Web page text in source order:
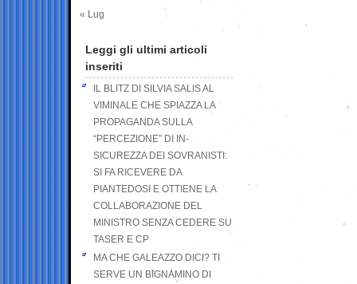
« Lug
Leggi gli ultimi articoli
inseriti
IL BLITZ DI SILVIA SALIS AL
VIMINALE CHE SPIAZZA LA
PROPAGANDA SULLA
“PERCEZIONE” DI IN-
SICUREZZA DEI SOVRANISTI:
SI FA RICEVERE DA
PIANTEDOSI E OTTIENE LA
COLLABORAZIONE DEL
MINISTRO SENZA CEDERE SU
TASER E CP
MA CHE GALEAZZO DICI? TI
SERVE UN BIGNAMINO DI